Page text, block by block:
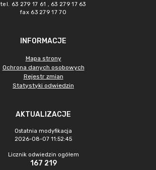
tel. 63 279 17 61 , 63 279 17 63
fax 63 279 17 70
INFORMACJE
Mapa strony
Ochrona danych osobowych
Rejestr zmian
Statystyki odwiedzin
AKTUALIZACJE
Ostatnia modyfikacja
2026-08-07 11:52:45
Licznik odwiedzin ogółem
167 219